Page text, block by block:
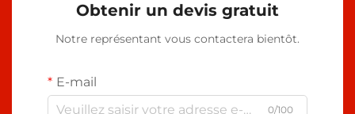
Obtenir un devis gratuit
Notre représentant vous contactera bientôt.
E-mail
0/100